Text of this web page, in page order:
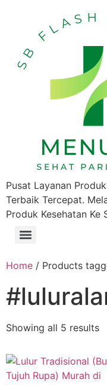
Pusat Layanan
Terbaik Tercepat.
Produk Kesehatan Ke
Home / Products
Showing all 5 results